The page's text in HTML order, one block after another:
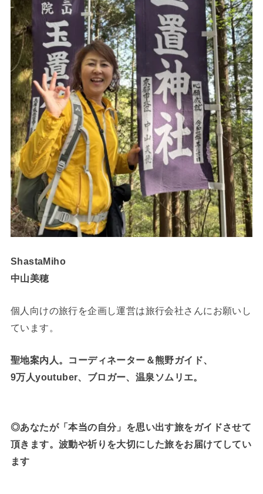
ShastaMiho
中山美穂
個人向けの旅行を企画し運営は旅行会社さんにお願いし
ています。
聖地案内人。コーディネーター＆熊野ガイド、
9万人youtuber、ブロガー、温泉ソムリエ。
◎あなたが「本当の自分」を思い出す旅をガイドさせて
頂きます。波動や祈りを大切にした旅をお届けてしてい
ます